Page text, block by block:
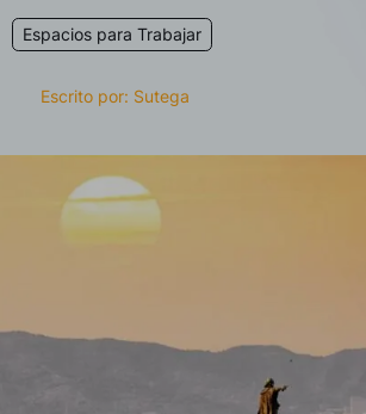
Espacios para Trabajar
Escrito por: Sutega